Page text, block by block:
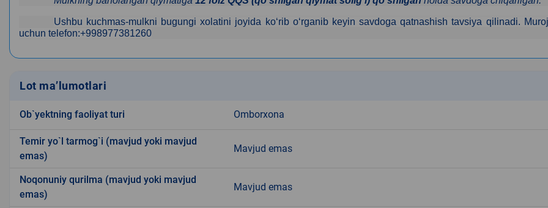
Ushbu kuchmas-mulkni bugungi xolatini joyida ko‘rib o‘rganib keyin savdoga qatnashish tavsiya qilinadi.
uchun telefon:+998977381260
Lot ma’lumotlari
Ob`yektning faoliyat turi Omborxona
Temir yo`l tarmog`i (mavjud yoki mavjud
emas)
Mavjud emas
Noqonuniy qurilma (mavjud yoki mavjud
emas)
Mavjud emas